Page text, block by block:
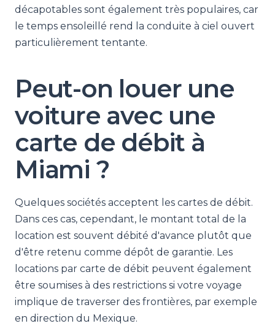
décapotables sont également très populaires, car
le temps ensoleillé rend la conduite à ciel ouvert
particulièrement tentante.
Peut-on louer une
voiture avec une
carte de débit à
Miami ?
Quelques sociétés acceptent les cartes de débit.
Dans ces cas, cependant, le montant total de la
location est souvent débité d'avance plutôt que
d'être retenu comme dépôt de garantie. Les
locations par carte de débit peuvent également
être soumises à des restrictions si votre voyage
implique de traverser des frontières, par exemple
en direction du Mexique.